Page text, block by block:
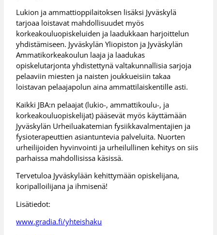
Lukion ja ammattioppilaitoksen lisäksi Jyväskylä
tarjoaa loistavat mahdollisuudet myös
korkeakouluopiskeluiden ja laadukkaan harjoittelun
yhdistämiseen. Jyväskylän Yliopiston ja Jyväskylän
Ammatikorkeakoulun laaja ja laadukas
opiskelutarjonta yhdistettynä valtakunnallisia sarjoja
pelaaviin miesten ja naisten joukkueisiin takaa
loistavan pelaajapolun aina ammattilaiskentille asti.
Kaikki JBA:n pelaajat (lukio-, ammattikoulu-, ja
korkeakouluopiskelijat) pääsevät myös käyttämään
Jyväskylän Urheiluakatemian fysiikkavalmentajien ja
fysioterapeuttien asiantuntevia palveluita. Nuorten
urheilijoiden hyvinvointi ja urheilullinen kehitys on siis
parhaissa mahdollisissa käsissä.
Tervetuloa Jyväskylään kehittymään opiskelijana,
koripalloilijana ja ihmisenä!
Lisätiedot:
www.gradia.fi/yhteishaku